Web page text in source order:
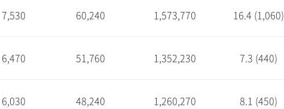
7,530 60,240 1,573,770 16.4 (1,060)
6,470 51,760 1,352,230 7.3 (440)
6,030 48,240 1,260,270 8.1 (450)